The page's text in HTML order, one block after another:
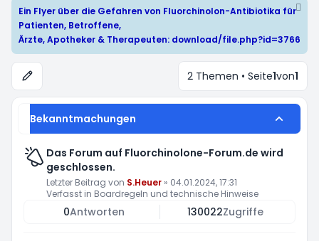
Ein Flyer über die Gefahren von Fluorchinolon-Antibiotika für
Patienten, Betroffene,
Ärzte, Apotheker & Therapeuten: download/file.php?id=3766
2 Themen • Seite1von1
Bekanntmachungen
Das Forum auf Fluorchinolone-Forum.de wird
geschlossen.
Letzter Beitrag von S.Heuer » 04.01.2024, 17:31
Verfasst in Boardregeln und technische Hinweise
0Antworten 130022Zugriffe